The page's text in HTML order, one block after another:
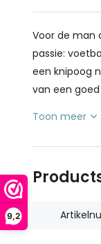
9,2
Voor de man
passie:
een knipoog
van een
Toon meer